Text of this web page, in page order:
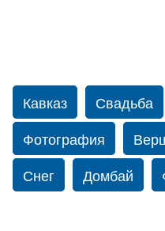
Кавказ Свадьба
Фотография
Снег
Домбай